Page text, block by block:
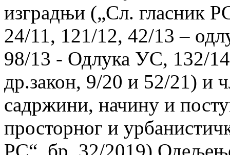
изградњи („Сл. гласник
24/11, 121/12, 42/13 –
98/13 - Одлука УС, 132/
др.закон, 9/20 и 52/21) и
садржини, начину и
просторног и